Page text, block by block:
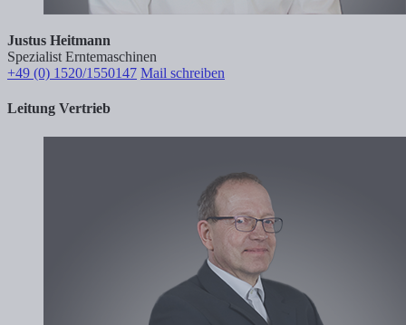
Justus Heitmann
Spezialist Erntemaschinen
+49 (0) 1520/1550147 Mail schreiben
Leitung Vertrieb